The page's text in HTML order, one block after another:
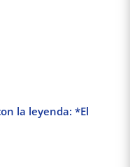
la leyenda: *El